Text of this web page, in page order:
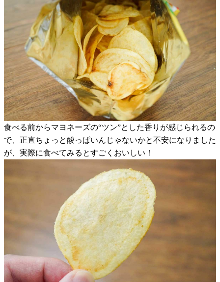
食べる前からマヨネーズの“ツン”とした香りが感じられるの
で、正直ちょっと酸っぱいんじゃないかと不安になりました
が、実際に食べてみるとすごくおいしい！